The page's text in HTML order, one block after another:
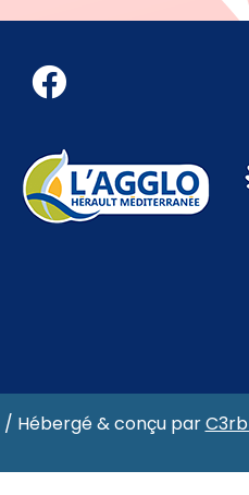
/ Hébergé & conçu par